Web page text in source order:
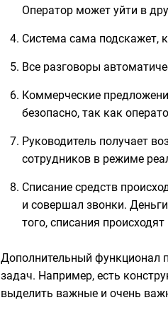
Оператор может уйти в
Система сама подскажет,
Все разговоры
Коммерческие
безопасно, так как
Руководитель получает
сотрудников в режиме
Списание средств
и совершал звонки.
того, списания
Дополнительный функционал
задач. Например, есть
выделить важные и очень